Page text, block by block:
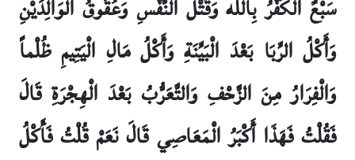
سَبْعٌ الْكُفْرُ بِالله وَقَتْلُ النَّفْسِ وَعُقُوقُ الْوَالِدَيْنِ
وَأَكْلُ الرِّبَا بَعْدَ الْبَيِّنَةِ وَأَكْلُ مَالِ الْيَتِيمِ ظُلْماً
وَالْفِرَارُ مِنَ الزَّحْفِ وَالتَّعَرُّبُ بَعْدَ الْهِجْرَةِ قَالَ
فَقُلْتُ فَهَذَا أَكْبَرُ الْمَعَاصِي قَالَ نَعَمْ قُلْتُ فَأَكْلُ